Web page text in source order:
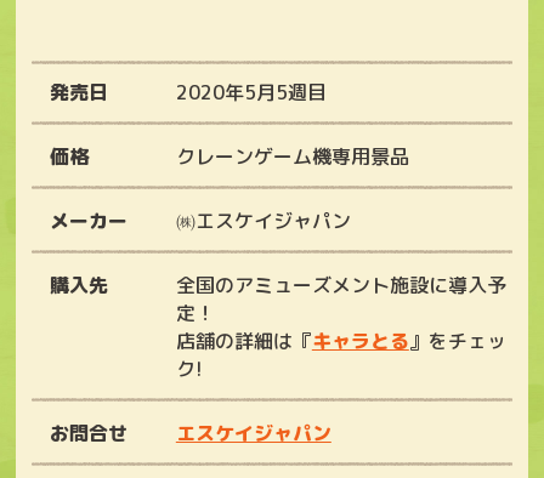
発売日 2020年5月5週目
価格 クレーンゲーム機専用景品
メーカー ㈱エスケイジャパン
購入先
全国のアミューズメント施設に導入予
定！
店舗の詳細は『キャラとる』をチェッ
ク!
お問合せ エスケイジャパン